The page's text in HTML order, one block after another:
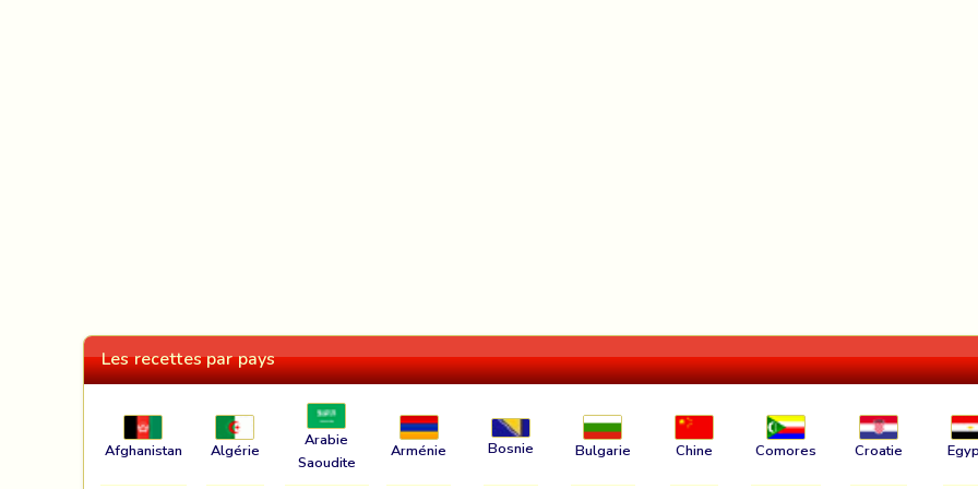
Les recettes par pays
Afghanistan Algérie
Arabie
Saoudite
Arménie Bosnie Bulgarie Chine Comores Croatie